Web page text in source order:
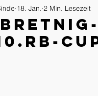
18. Jan. 2 Min. Lesezeit